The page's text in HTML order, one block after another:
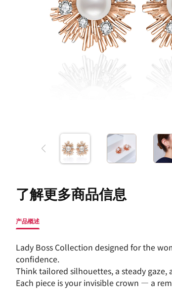
了解更多商品信息
产品概述
Lady Boss Collection designed for the
confidence.
Think tailored silhouettes, a steady
Each piece is your invisible crown — a